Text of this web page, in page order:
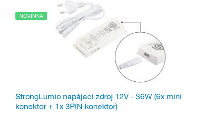
NOVINKA
StrongLumio napájací zdroj 12V - 36W (6x mini
konektor + 1x 3PIN konektor)